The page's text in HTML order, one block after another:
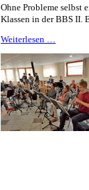
Ohne Probleme selbst
Klassen in der BBS II.
Weiterlesen …
dran